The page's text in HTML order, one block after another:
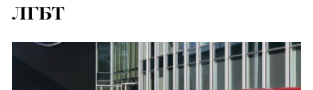
ЛГБТ